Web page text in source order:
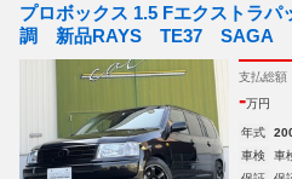
プロボックス 1.5 Fエクストラパ
調 新品RAYS TE37 SAGA
支払総額
-万円
年式
車検
車